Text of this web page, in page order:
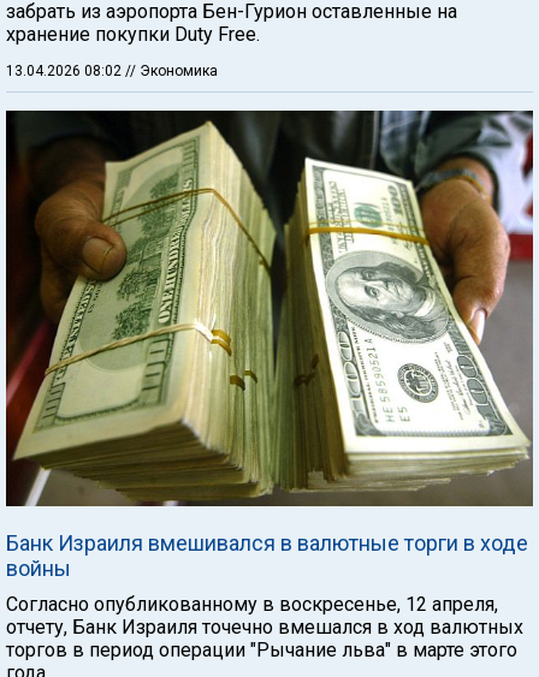
забрать из аэропорта Бен-Гурион оставленные на
хранение покупки Duty Free.
13.04.2026 08:02 // Экономика
Банк Израиля вмешивался в валютные торги в ходе
войны
Согласно опубликованному в воскресенье, 12 апреля,
отчету, Банк Израиля точечно вмешался в ход валютных
торгов в период операции "Рычание льва" в марте этого
года.